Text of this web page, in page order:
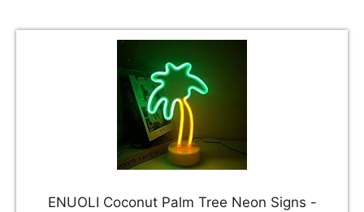
ENUOLI Coconut Palm Tree Neon Signs -